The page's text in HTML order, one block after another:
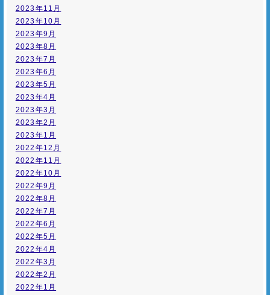
2023年11月
2023年10月
2023年9月
2023年8月
2023年7月
2023年6月
2023年5月
2023年4月
2023年3月
2023年2月
2023年1月
2022年12月
2022年11月
2022年10月
2022年9月
2022年8月
2022年7月
2022年6月
2022年5月
2022年4月
2022年3月
2022年2月
2022年1月